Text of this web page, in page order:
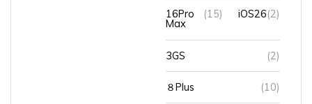
16Pro
Max
(15) iOS26 (2)
3GS (2)
８Plus (10)